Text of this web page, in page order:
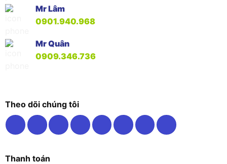
Mr Lâm
0901.940.968
Mr Quân
0909.346.736
Theo dõi chúng tôi
Thanh toán